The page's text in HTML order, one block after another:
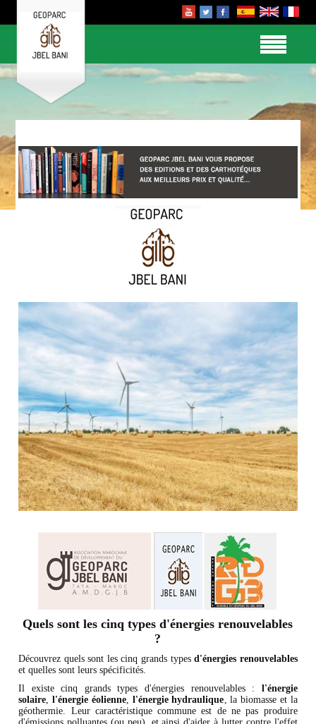
Quels sont les cinq types d'énergies renouvelables
?
Découvrez quels sont les cinq grands typesd'énergies renouvelables
et quelles sont leurs spécificités.
Il existe cinq grands types d'énergies renouvelables : l'énergie
solaire,l'énergie éolienne, l'énergie hydraulique, la biomasse et la
géothermie. Leur caractéristique commune est de ne pas produire